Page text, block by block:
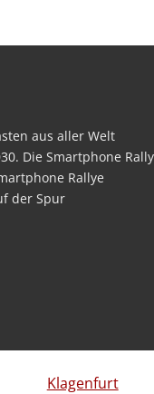
aus aller Welt
Die Smartphone
Rallye
der Spur
Klagenfurt